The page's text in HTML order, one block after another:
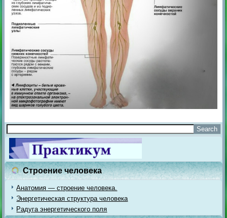
Строение человека
Анатомия — строение человека.
Энергетическая структура человека
Радуга энергетического поля